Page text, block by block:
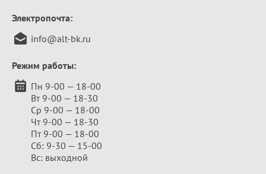
Электропочта:
info@alt-bk.ru
Режим работы:
Пн 9-00 — 18-00
Вт 9-00 — 18-30
Ср 9-00 — 18-00
Чт 9-00 — 18-30
Пт 9-00 — 18-00
Сб: 9-30 — 15-00
Вс: выходной